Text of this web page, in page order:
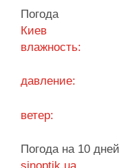
старту
Погода
Киев
влажность:
давление:
ветер:
Погода на 10